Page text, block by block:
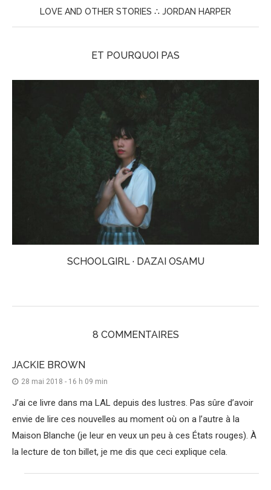
LOVE AND OTHER STORIES ∴ JORDAN HARPER
ET POURQUOI PAS
SCHOOLGIRL · DAZAI OSAMU
8 COMMENTAIRES
JACKIE BROWN
28 mai 2018 - 16 h 09 min
J’ai ce livre dans ma LAL depuis des lustres. Pas sûre d’avoir
envie de lire ces nouvelles au moment où on a l’autre à la
Maison Blanche (je leur en veux un peu à ces États rouges). À
la lecture de ton billet, je me dis que ceci explique cela.